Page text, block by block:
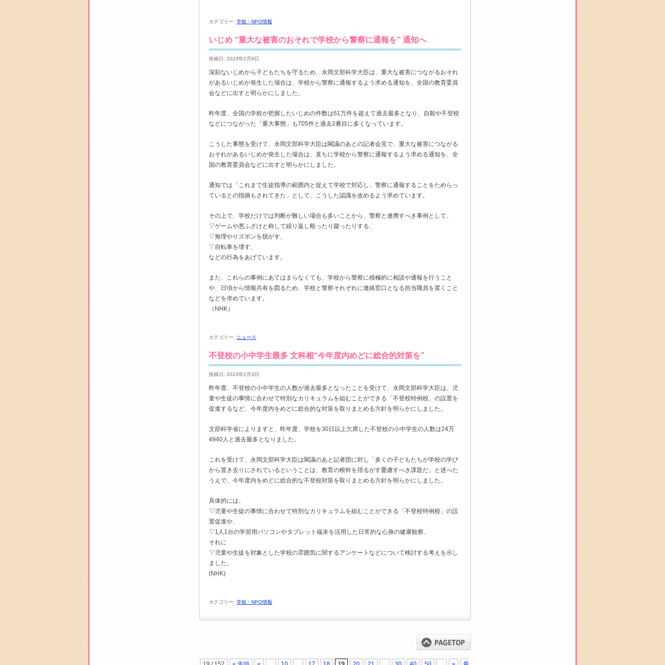
カテゴリー: 学校・NPO情報
いじめ “重大な被害のおそれで学校から警察に通報を” 通知へ
投稿日: 2023年2月9日
深刻ないじめから子どもたちを守るため、永岡文部科学大臣は、重大な被害につながるおそれ
があるいじめが発生した場合は、学校から警察に通報するよう求める通知を、全国の教育委員
会などに出すと明らかにしました。
昨年度、全国の学校が把握したいじめの件数は61万件を超えて過去最多となり、自殺や不登校
などにつながった「重大事態」も705件と過去2番目に多くなっています。
こうした事態を受けて、永岡文部科学大臣は閣議のあとの記者会見で、重大な被害につながる
おそれがあるいじめが発生した場合は、直ちに学校から警察に通報するよう求める通知を、全
国の教育委員会などに出すと明らかにしました。
通知では「これまで生徒指導の範囲内と捉えて学校で対応し、警察に通報することをためらっ
ているとの指摘もされてきた」として、こうした認識を改めるよう求めています。
その上で、学校だけでは判断が難しい場合も多いことから、警察と連携すべき事例として、
▽ゲームや悪ふざけと称して繰り返し殴ったり蹴ったりする、
▽無理やりズボンを脱がす、
▽自転車を壊す、
などの行為をあげています。
また、これらの事例にあてはまらなくても、学校から警察に積極的に相談や通報を行うこと
や、日頃から情報共有を図るため、学校と警察それぞれに連絡窓口となる担当職員を置くこと
などを求めています。
（NHK）
カテゴリー: ニュース
不登校の小中学生最多 文科相“今年度内めどに総合的対策を”
投稿日: 2023年2月3日
昨年度、不登校の小中学生の人数が過去最多となったことを受けて、永岡文部科学大臣は、児
童や生徒の事情に合わせて特別なカリキュラムを組むことができる「不登校特例校」の設置を
促進するなど、今年度内をめどに総合的な対策を取りまとめる方針を明らかにしました。
文部科学省によりますと、昨年度、学校を30日以上欠席した不登校の小中学生の人数は24万
4940人と過去最多となりました。
これを受けて、永岡文部科学大臣は閣議のあと記者団に対し「多くの子どもたちが学校の学び
から置き去りにされているということは、教育の根幹を揺るがす憂慮すべき課題だ」と述べた
うえで、今年度内をめどに総合的な不登校対策を取りまとめる方針を明らかにしました。
具体的には、
▽児童や生徒の事情に合わせて特別なカリキュラムを組むことができる「不登校特例校」の設
置促進や、
▽1人1台の学習用パソコンやタブレット端末を活用した日常的な心身の健康観察、
それに
▽児童や生徒を対象とした学校の雰囲気に関するアンケートなどについて検討する考えを示し
ました。
(NHK)
カテゴリー: 学校・NPO情報